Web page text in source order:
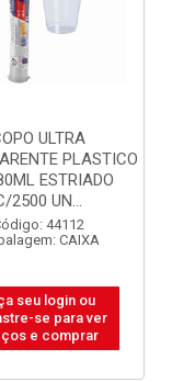
ULTRA
PLASTICO
ESTRIADO
2500 UN...
44112
CAIXA
seu login ou
se para ver
e comprar